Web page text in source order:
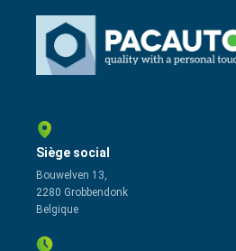
Siège social
Bouwelven 13,
2280 Grobbendonk
Belgique